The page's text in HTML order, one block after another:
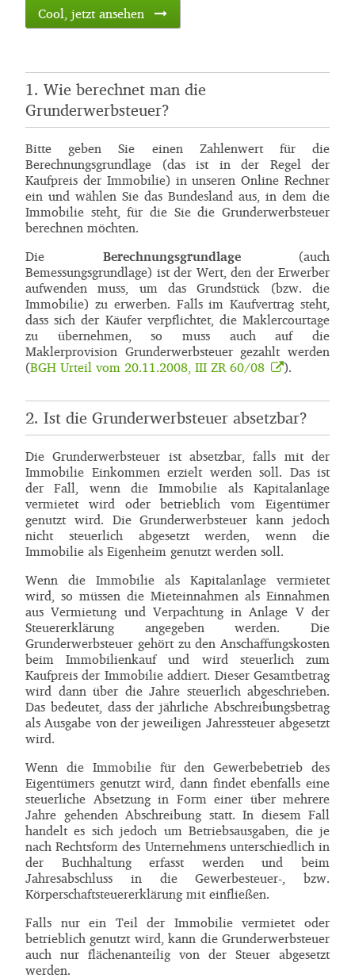
Cool, jetzt ansehen
1. Wie berechnet man die
Grunderwerbsteuer?
Bitte geben Sie einen Zahlenwert für die
Berechnungsgrundlage (das ist in der Regel der
Kaufpreis der Immobilie) in unseren Online Rechner
ein und wählen Sie das Bundesland aus, in dem die
Immobilie steht, für die Sie die Grunderwerbsteuer
berechnen möchten.
Die Berechnungsgrundlage(auch
Bemessungsgrundlage) ist der Wert, den der Erwerber
aufwenden muss, um das Grundstück (bzw. die
Immobilie) zu erwerben. Falls im Kaufvertrag steht,
dass sich der Käufer verpflichtet, die Maklercourtage
zu übernehmen, so muss auch auf die
Maklerprovision Grunderwerbsteuer gezahlt werden
(BGH Urteil vom 20.11.2008, III ZR 60/08 ).
2. Ist die Grunderwerbsteuer absetzbar?
Die Grunderwerbsteuer ist absetzbar, falls mit der
Immobilie Einkommen erzielt werden soll. Das ist
der Fall, wenn die Immobilie als Kapitalanlage
vermietet wird oder betrieblich vom Eigentümer
genutzt wird. Die Grunderwerbsteuer kann jedoch
nicht steuerlich abgesetzt werden, wenn die
Immobilie als Eigenheim genutzt werden soll.
Wenn die Immobilie als Kapitalanlage vermietet
wird, so müssen die Mieteinnahmen als Einnahmen
aus Vermietung und Verpachtung in Anlage V der
Steuererklärung angegeben werden. Die
Grunderwerbsteuer gehört zu den Anschaffungskosten
beim Immobilienkauf und wird steuerlich zum
Kaufpreis der Immobilie addiert. Dieser Gesamtbetrag
wird dann über die Jahre steuerlich abgeschrieben.
Das bedeutet, dass der jährliche Abschreibungsbetrag
als Ausgabe von der jeweiligen Jahressteuer abgesetzt
wird.
Wenn die Immobilie für den Gewerbebetrieb des
Eigentümers genutzt wird, dann findet ebenfalls eine
steuerliche Absetzung in Form einer über mehrere
Jahre gehenden Abschreibung statt. In diesem Fall
handelt es sich jedoch um Betriebsausgaben, die je
nach Rechtsform des Unternehmens unterschiedlich in
der Buchhaltung erfasst werden und beim
Jahresabschluss in die Gewerbesteuer-, bzw.
Körperschaftsteuererklärung mit einfließen.
Falls nur ein Teil der Immobilie vermietet oder
betrieblich genutzt wird, kann die Grunderwerbsteuer
auch nur flächenanteilig von der Steuer abgesetzt
werden.